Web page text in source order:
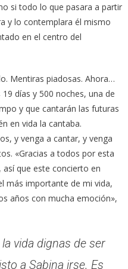
si todo lo que pasara a partir
y lo contemplara él mismo
en el centro del
Mentiras piadosas. Ahora…
días y 500 noches, una de
y que cantarán las futuras
en vida la cantaba.
y venga a cantar, y venga
«Gracias a todos por esta
que este concierto en
más importante de mi vida,
años con mucha emoción»,
vida dignas de ser
a Sabina irse. Es